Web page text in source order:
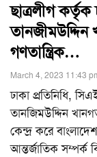
ছাত্রলীগ কর্তৃক
তানজীমউদ্দিন
গণতান্ত্রিক…
March 4, 2023 11:43
ঢাকা প্রতিনিধি,
তানজিমউদ্দিন
কেন্দ্র করে
আন্তর্জাতিক সম্পর্ক